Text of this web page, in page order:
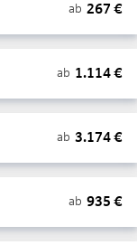
ab 267 €
ab 1.114€
ab 3.174€
ab 935 €